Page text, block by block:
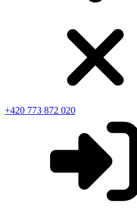
+420 773 872 020